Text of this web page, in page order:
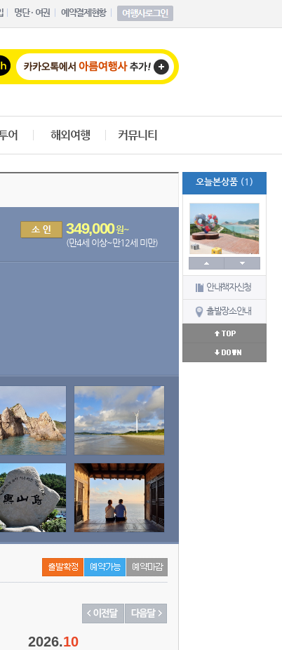
명단 · 여권 예약결제현황
어 해외여행 커뮤니티
오늘본상품 (1)
안내책자신청
출발장소안내
349,000원~
(만4세 이상~만12세 미만)
2026.10